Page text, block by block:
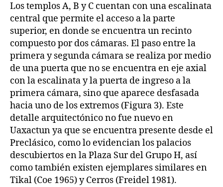
Los templos A, B y C cuentan con una escalinata
central que permite el acceso a la parte
superior, en donde se encuentra un recinto
compuesto por dos cámaras. El paso entre la
primera y segunda cámara se realiza por medio
de una puerta que no se encuentra en eje axial
con la escalinata y la puerta de ingreso a la
primera cámara, sino que aparece desfasada
hacia uno de los extremos (Figura 3). Este
detalle arquitectónico no fue nuevo en
Uaxactun ya que se encuentra presente desde el
Preclásico, como lo evidencian los palacios
descubiertos en la Plaza Sur del Grupo H, así
como también existen ejemplares similares en
Tikal (Coe 1965) y Cerros (Freidel 1981).